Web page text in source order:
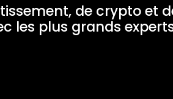
de crypto et
les plus grands